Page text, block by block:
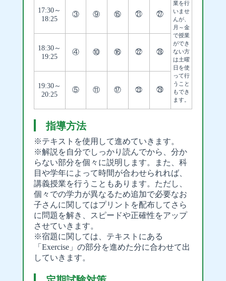
業を行
いませ
んが、
月～金
で授業
ができ
ない方
は土曜
日を使
って行
うこと
もでき
ます。
17:30～
18:25
③ ⑨ ⑮ ㉑ ㉗
18:30～
19:25
④ ⑩ ⑯ ㉒ ㉘
19:30～
20:25
⑤ ⑪ ⑰ ㉓ ㉙
指導方法
※テキストを使用して進めていきます。
※解説を自分でしっかり読んでから、分か
らない部分を個々に説明します。また、科
目や学年によって時間が合わせられれば、
講義授業を行うこともあります。ただし、
個々での学力が異なるため追加で必要なお
子さんに関してはプリントを配布してさら
に問題を解き、スピードや正確性をアップ
させていきます。
※宿題に関しては、テキストにある
「Exercise」の部分を進めた分に合わせて出
していきます。